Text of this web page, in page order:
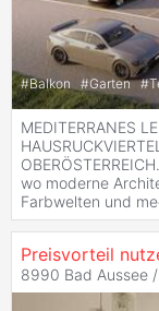
#Balkon #Garten #
MEDITERRANES
wo moderne
Farbwelten und
Preisvorteil
8990 Bad Aussee